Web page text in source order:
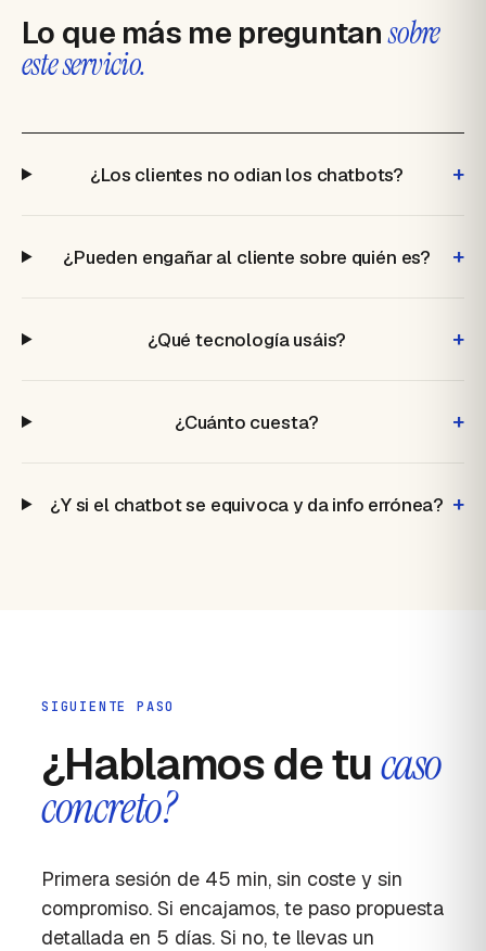
Lo que más me preguntansobre
este servicio.
¿Los clientes no odian los chatbots? +
¿Pueden engañar al cliente sobre quién es? +
¿Qué tecnología usáis? +
¿Cuánto cuesta? +
¿Y si el chatbot se equivoca y da info errónea? +
SIGUIENTE PASO
¿Hablamos de tucaso
concreto?
Primera sesión de 45 min, sin coste y sin
compromiso. Si encajamos, te paso propuesta
detallada en 5 días. Si no, te llevas un